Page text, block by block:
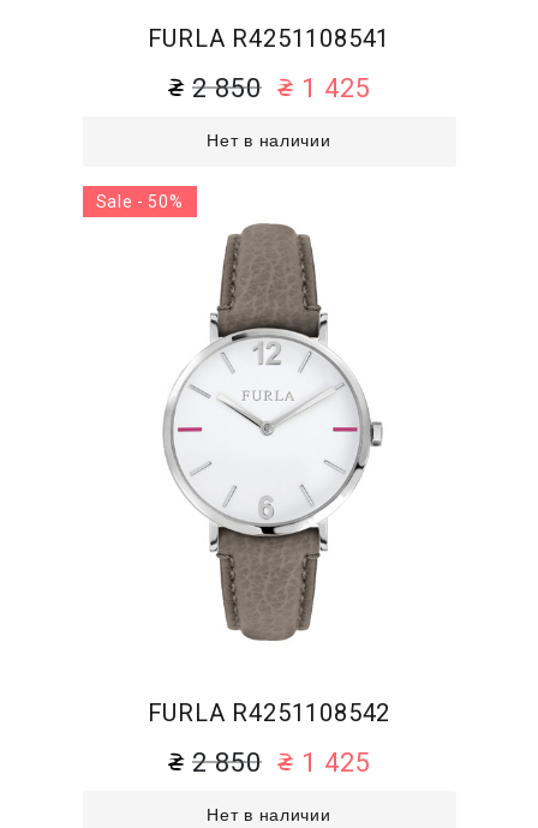
FURLA R4251108541
2 850 1 425
Нет в наличии
FURLA R4251108542
2 850 1 425
Нет в наличии
Sale - 50%